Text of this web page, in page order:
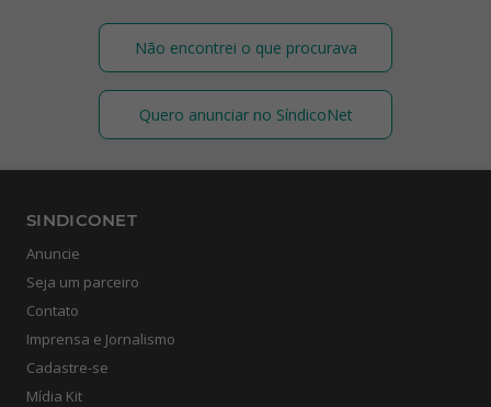
Não encontrei o que procurava
Quero anunciar no SíndicoNet
SINDICONET
Anuncie
Seja um parceiro
Contato
Imprensa e Jornalismo
Cadastre-se
Mídia Kit